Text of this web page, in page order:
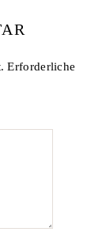
Erforderliche